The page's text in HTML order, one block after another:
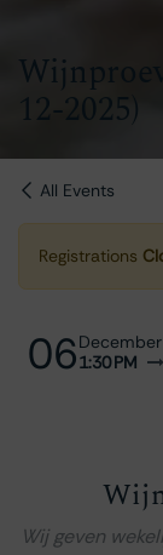
12-2025)
All Events
Registrations
061:30 PM
Wij geven